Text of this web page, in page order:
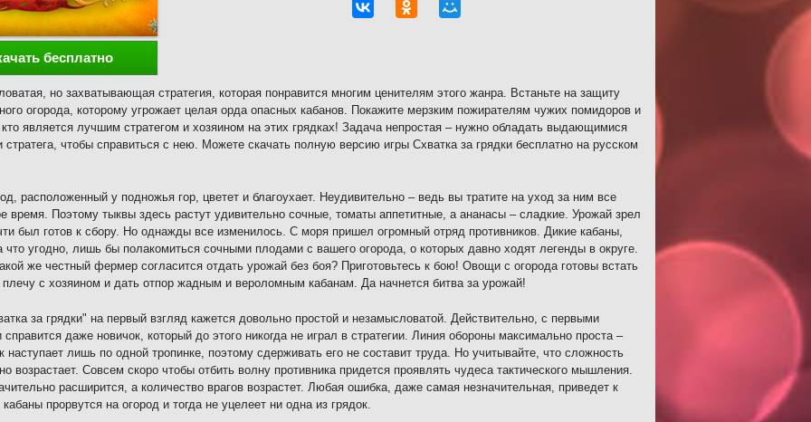
бесплатно
но захватывающая стратегия, которая понравится многим ценителям этого жанра. Встаньте на защиту
огорода, которому угрожает целая орда опасных кабанов. Покажите мерзким пожирателям чужих помидоров и
является лучшим стратегом и хозяином на этих грядках! Задача непростая – нужно обладать выдающимися
стратега, чтобы справиться с нею. Можете скачать полную версию игры Схватка за грядки бесплатно на русском
расположенный у подножья гор, цветет и благоухает. Неудивительно – ведь вы тратите на уход за ним все
время. Поэтому тыквы здесь растут удивительно сочные, томаты аппетитные, а ананасы – сладкие. Урожай зрел
был готов к сбору. Но однажды все изменилось. С моря пришел огромный отряд противников. Дикие кабаны,
что угодно, лишь бы полакомиться сочными плодами с вашего огорода, о которых давно ходят легенды в округе.
же честный фермер согласится отдать урожай без боя? Приготовьтесь к бою! Овощи с огорода готовы встать
с хозяином и дать отпор жадным и вероломным кабанам. Да начнется битва за урожай!
за грядки" на первый взгляд кажется довольно простой и незамысловатой. Действительно, с первыми
справится даже новичок, который до этого никогда не играл в стратегии. Линия обороны максимально проста –
наступает лишь по одной тропинке, поэтому сдерживать его не составит труда. Но учитывайте, что сложность
возрастает. Совсем скоро чтобы отбить волну противника придется проявлять чудеса тактического мышления.
расширится, а количество врагов возрастет. Любая ошибка, даже самая незначительная, приведет к
прорвутся на огород и тогда не уцелеет ни одна из грядок.